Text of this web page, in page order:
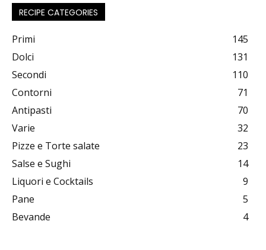
RECIPE CATEGORIES
Primi
145
Dolci
131
Secondi
110
Contorni
71
Antipasti
70
Varie
32
Pizze e Torte salate
23
Salse e Sughi
14
Liquori e Cocktails
9
Pane
5
Bevande
4